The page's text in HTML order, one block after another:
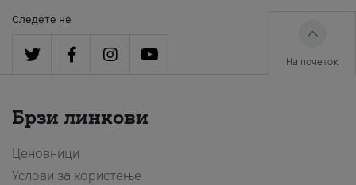
Следете нè
На почеток
Брзи линкови
Ценовници
Услови за користење